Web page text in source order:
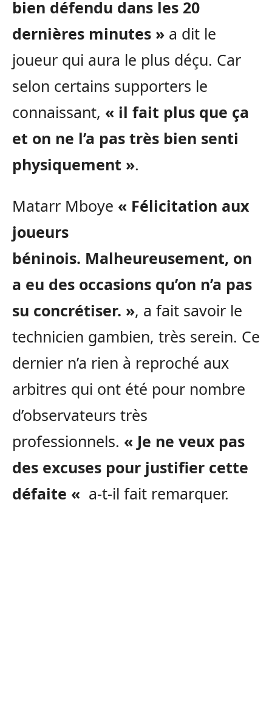
bien défendu dans les 20
dernières minutes » a dit le
joueur qui aura le plus déçu. Car
selon certains supporters le
connaissant, « il fait plus que ça
et on ne l’a pas très bien senti
physiquement ».
Matarr Mboye « Félicitation aux
joueurs
béninois. Malheureusement, on
a eu des occasions qu’on n’a pas
su concrétiser. », a fait savoir le
technicien gambien, très serein. Ce
dernier n’a rien à reproché aux
arbitres qui ont été pour nombre
d’observateurs très
professionnels. « Je ne veux pas
des excuses pour justifier cette
défaite « a-t-il fait remarquer.